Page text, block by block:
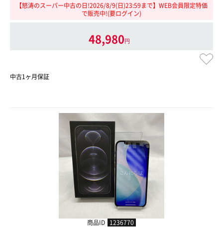
【怒涛のスーパー中古の日!2026/8/9(日)23:59まで】WEB会員限定特価
で販売中!(要ログイン)
48,980円
中古1ヶ月保証
商品ID 1236770